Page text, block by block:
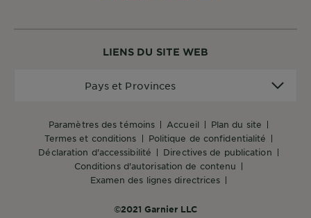
LIENS DU SITE WEB
paramètres des témoins accueil
plan du site
termes et conditions
politique de confidentialité
déclaration d'accessibilité
directives de publication
conditions d'autorisation de contenu
examen des lignes directrices
©2021 Garnier LLC
Pays et Provinces